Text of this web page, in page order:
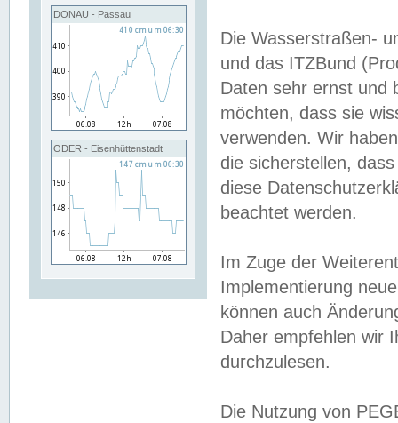
DONAU - Passau
ODER - Eisenhüttenstadt
Die Wasserstraßen-
und das ITZBund
Daten sehr ernst und
möchten, dass sie
verwenden. Wir
die sicherstellen,
diese
beachtet werden.
Im Zuge der
Implementierung
können auch
Daher empfehlen wir
durchzulesen.
Die Nutzung von